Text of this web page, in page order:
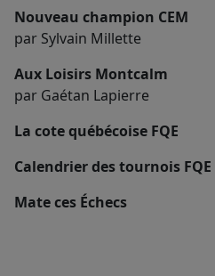
Nouveau champion CEM
par Sylvain Millette
Aux Loisirs Montcalm
par Gaétan Lapierre
La cote québécoise FQE
Calendrier des tournois FQE
Mate ces Échecs